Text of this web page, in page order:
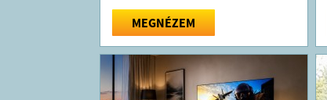
MEGNÉZEM